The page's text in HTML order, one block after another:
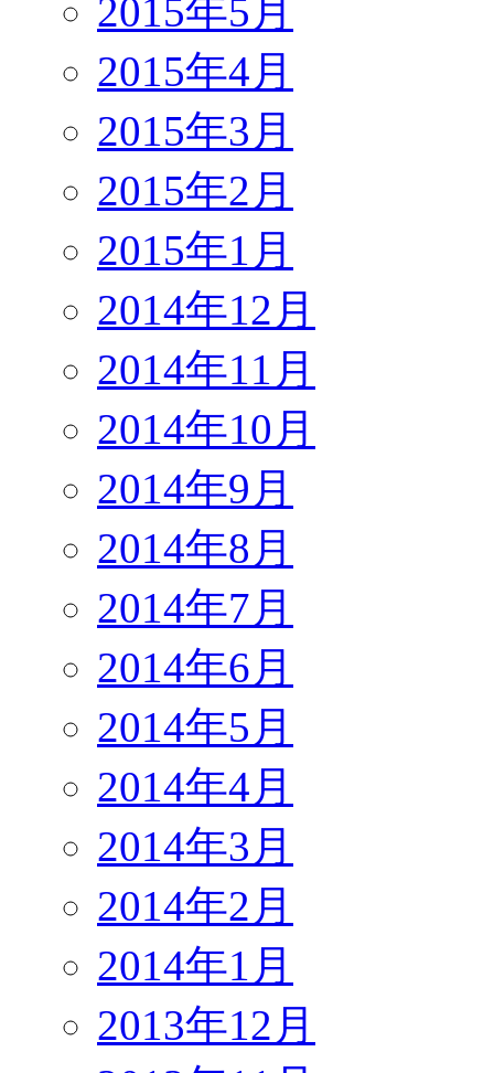
2015年5月
2015年4月
2015年3月
2015年2月
2015年1月
2014年12月
2014年11月
2014年10月
2014年9月
2014年8月
2014年7月
2014年6月
2014年5月
2014年4月
2014年3月
2014年2月
2014年1月
2013年12月